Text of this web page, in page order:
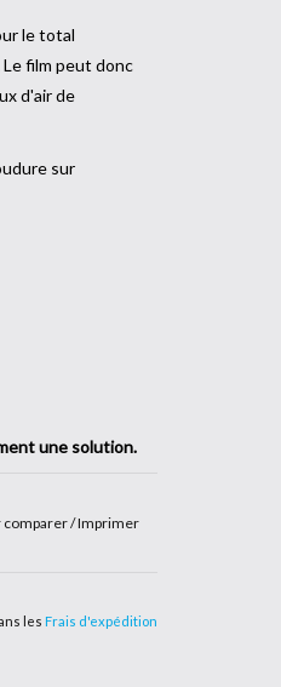
le total
film peut donc
d'air de
sur
une solution.
comparer/Imprimer
les Frais d'expédition